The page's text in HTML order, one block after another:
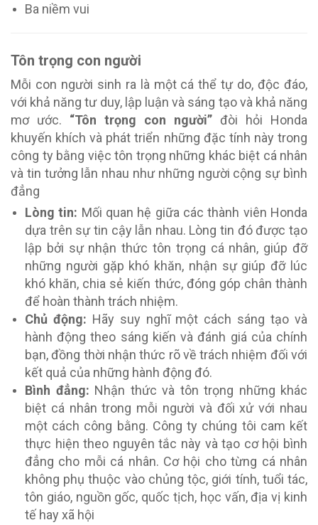
Ba niềm vui
Tôn trọng con người
Mỗi con người sinh ra là một cá thể tự do, độc đáo,
với khả năng tư duy, lập luận và sáng tạo và khả năng
mơ ước. “Tôn trọng con người” đòi hỏi Honda
khuyến khích và phát triển những đặc tính này trong
công ty bằng việc tôn trọng những khác biệt cá nhân
và tin tưởng lẫn nhau như những người cộng sự bình
đẳng
Lòng tin: Mối quan hệ giữa các thành viên Honda
dựa trên sự tin cậy lẫn nhau. Lòng tin đó được tạo
lập bởi sự nhận thức tôn trọng cá nhân, giúp đỡ
những người gặp khó khăn, nhận sự giúp đỡ lúc
khó khăn, chia sẻ kiến ​​thức, đóng góp chân thành
để hoàn thành trách nhiệm.
Chủ động: Hãy suy nghĩ một cách sáng tạo và
hành động theo sáng kiến ​​và đánh giá của chính
bạn, đồng thời nhận thức rõ về trách nhiệm đối với
kết quả của những hành động đó.
Bình đẳng: Nhận thức và tôn trọng những khác
biệt cá nhân trong mỗi người và đối xử với nhau
một cách công bằng. Công ty chúng tôi cam kết
thực hiện theo nguyên tắc này và tạo cơ hội bình
đẳng cho mỗi cá nhân. Cơ hội cho từng cá nhân
không phụ thuộc vào chủng tộc, giới tính, tuổi tác,
tôn giáo, nguồn gốc, quốc tịch, học vấn, địa vị kinh
tế hay xã hội